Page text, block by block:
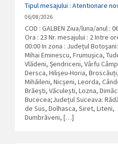
Tipul mesajului : Atentionare
06/08/2026
COD : GALBEN Ziua/luna/anul :
Ora : 23 Nr. mesajului : 2 Intre
00:00 In zona : Județul
Mihai Eminescu, Frumușica,
Vlădeni, Șendriceni, Vârfu
Dersca, Hilișeu-Horia,
Mihăileni, Nicșeni, Leorda,
Brăești, Văculești, Lozna,
Bucecea;Județul Suceava:
de Sus, Dolhasca, Siret, Liteni,
Dumbrăveni, […]